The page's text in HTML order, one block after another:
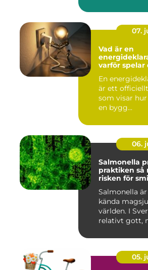
07.
Vad är en
varför spelar
En
är ett
som visar
en bygg...
06.
Salmonella
praktiken så minskar du
risken för
Salmonella
kända
världen. I
relativt gott,
05.